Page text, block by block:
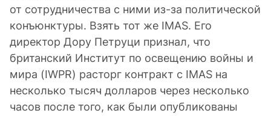
от сотрудничества с ними из-за политической
конъюнктуры. Взять тот же IMAS. Его
директор Дору Петруци признал, что
британский Институт по освещению войны и
мира (IWPR) расторг контракт с IMAS на
несколько тысяч долларов через несколько
часов после того, как были опубликованы